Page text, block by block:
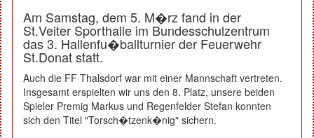
Am Samstag, dem 5. M�rz fand in der
St.Veiter Sporthalle im Bundesschulzentrum
das 3. Hallenfu�ballturnier der Feuerwehr
St.Donat statt.
Auch die FF Thalsdorf war mit einer Mannschaft vertreten.
Insgesamt erspielten wir uns den 8. Platz, unsere beiden
Spieler Premig Markus und Regenfelder Stefan konnten
sich den Titel "Torsch�tzenk�nig" sichern.